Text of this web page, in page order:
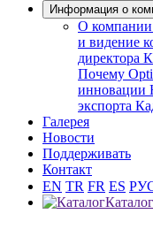
Информация о
О компании
и видение
директора
Почему
инновации
экспорта
Галерея
Новости
Поддерживать
Контакт
EN TR FR ES
Каталог